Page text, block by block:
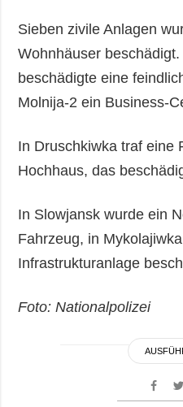
Sieben zivile Anlagen
Wohnhäuser
beschädigte eine
Molnija-2 ein Business-
In Druschkiwka traf eine
Hochhaus, das
In Slowjansk wurde ein
Fahrzeug, in
Infrastrukturanlage
Foto: Nationalpolizei